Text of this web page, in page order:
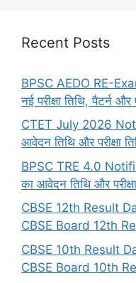
Recent Posts
BPSC AEDO RE-
नई परीक्षा तिथि, पैटर्न
CTET July 2026
आवेदन तिथि और परीक्षा
BPSC TRE 4.0
का आवेदन तिथि और
CBSE 12th Result
CBSE Board 12th
CBSE 10th Result
CBSE Board 10th